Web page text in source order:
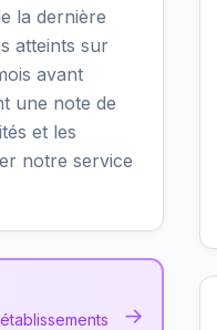
la dernière
atteints sur
avant
une note de
et les
notre service
→